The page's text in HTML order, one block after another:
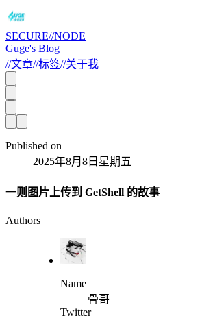
SECURE//NODE
Guge's Blog
//文章//标签//关于我
Published on
2025年8月8日星期五
一则图片上传到 GetShell 的故事
Authors
Name
骨哥
Twitter